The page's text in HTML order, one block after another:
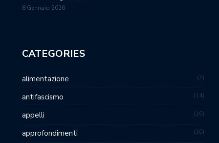
8 Gennaio 2026
CATEGORIES
alimentazione 7
antifascismo 14
appelli 16
approfondimenti 10